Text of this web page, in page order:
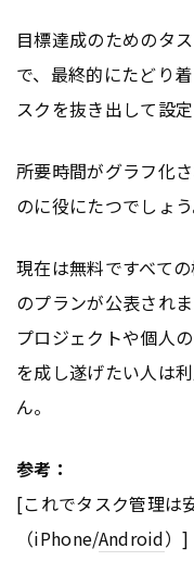
目標達成のためのタ
で、最終的にたどり
スクを抜き出して設定
所要時間がグラフ化
のに役にたつでしょう
現在は無料ですべて
のプランが公表されま
プロジェクトや個人
を成し遂げたい人は
ん。
参考：
[これでタスク管理は
（iPhone/Android）]